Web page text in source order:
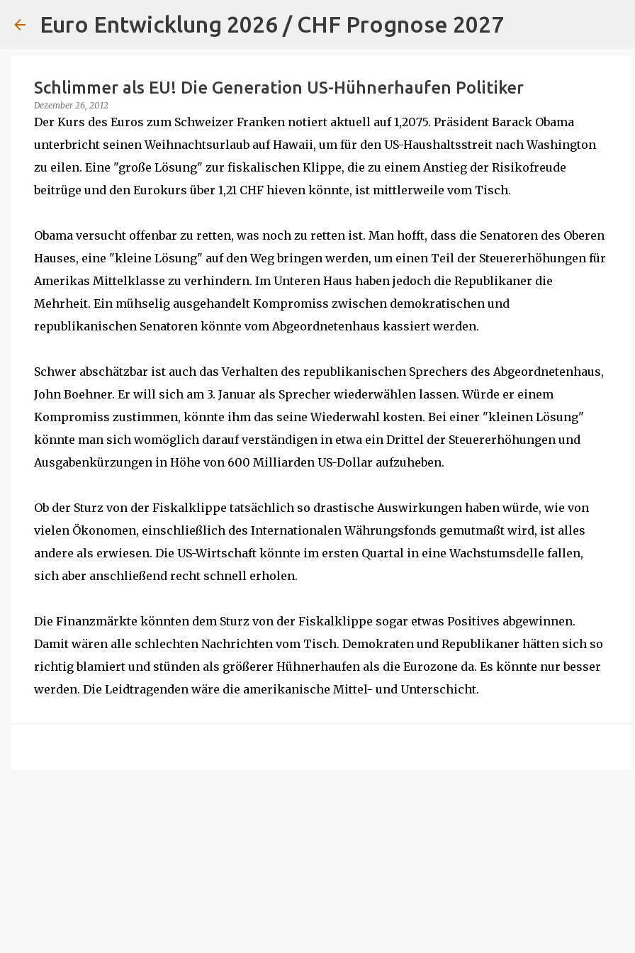
Direkt zum Hauptbereich
Euro Entwicklung 2026 / CHF Prognose 2027
Schlimmer als EU! Die Generation US-Hühnerhaufen Politiker
Dezember 26, 2012
Der Kurs des Euros zum Schweizer Franken notiert aktuell auf 1,2075. Präsident Barack Obama
unterbricht seinen Weihnachtsurlaub auf Hawaii, um für den US-Haushaltsstreit nach Washington
zu eilen. Eine "große Lösung" zur fiskalischen Klippe, die zu einem Anstieg der Risikofreude
beitrüge und den Eurokurs über 1,21 CHF hieven könnte, ist mittlerweile vom Tisch.
Obama versucht offenbar zu retten, was noch zu retten ist. Man hofft, dass die Senatoren des Oberen
Hauses, eine "kleine Lösung" auf den Weg bringen werden, um einen Teil der Steuererhöhungen für
Amerikas Mittelklasse zu verhindern. Im Unteren Haus haben jedoch die Republikaner die
Mehrheit. Ein mühselig ausgehandelt Kompromiss zwischen demokratischen und
republikanischen Senatoren könnte vom Abgeordnetenhaus kassiert werden.
Schwer abschätzbar ist auch das Verhalten des republikanischen Sprechers des Abgeordnetenhaus,
John Boehner. Er will sich am 3. Januar als Sprecher wiederwählen lassen. Würde er einem
Kompromiss zustimmen, könnte ihm das seine Wiederwahl kosten. Bei einer "kleinen Lösung"
könnte man sich womöglich darauf verständigen in etwa ein Drittel der Steuererhöhungen und
Ausgabenkürzungen in Höhe von 600 Milliarden US-Dollar aufzuheben.
Ob der Sturz von der Fiskalklippe tatsächlich so drastische Auswirkungen haben würde, wie von
vielen Ökonomen, einschließlich des Internationalen Währungsfonds gemutmaßt wird, ist alles
andere als erwiesen. Die US-Wirtschaft könnte im ersten Quartal in eine Wachstumsdelle fallen,
sich aber anschließend recht schnell erholen.
Die Finanzmärkte könnten dem Sturz von der Fiskalklippe sogar etwas Positives abgewinnen.
Damit wären alle schlechten Nachrichten vom Tisch. Demokraten und Republikaner hätten sich so
richtig blamiert und stünden als größerer Hühnerhaufen als die Eurozone da. Es könnte nur besser
werden. Die Leidtragenden wäre die amerikanische Mittel- und Unterschicht.